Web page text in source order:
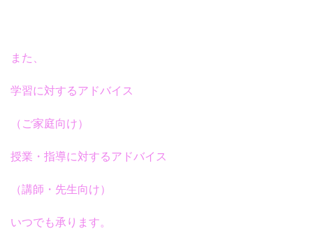
また、
学習に対するアドバイス
（ご家庭向け）
授業・指導に対するアドバイス
（講師・先生向け）
いつでも承ります。